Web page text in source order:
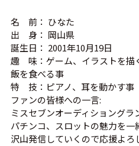
名 前： ひなた
出 身： 岡山県
誕生日： 2001年10月19日
趣 味：ゲーム、イラストを描
飯を食べる事
特 技：ピアノ、耳を動かす事
ファンの皆様への一言:
ミスセブンオーディショングラ
パチンコ、スロットの魅力を一
沢山発信していくので応援よろ